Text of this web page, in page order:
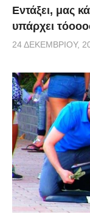
Εντάξει, μας
υπάρχει
24 ΔΕΚΕΜΒΡΊΟΥ,